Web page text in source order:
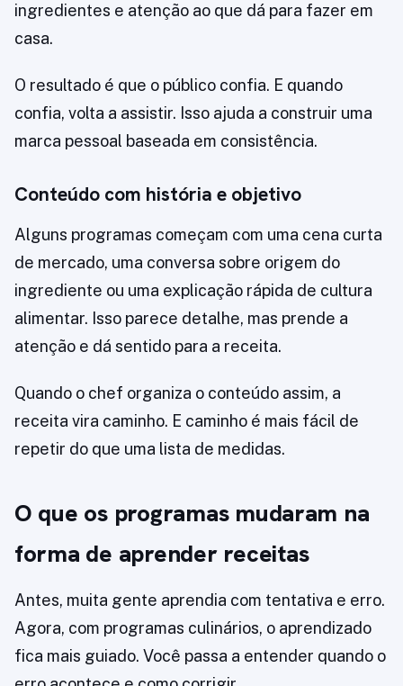
ingredientes e atenção ao que dá para fazer em
casa.
O resultado é que o público confia. E quando
confia, volta a assistir. Isso ajuda a construir uma
marca pessoal baseada em consistência.
Conteúdo com história e objetivo
Alguns programas começam com uma cena curta
de mercado, uma conversa sobre origem do
ingrediente ou uma explicação rápida de cultura
alimentar. Isso parece detalhe, mas prende a
atenção e dá sentido para a receita.
Quando o chef organiza o conteúdo assim, a
receita vira caminho. E caminho é mais fácil de
repetir do que uma lista de medidas.
O que os programas mudaram na
forma de aprender receitas
Antes, muita gente aprendia com tentativa e erro.
Agora, com programas culinários, o aprendizado
fica mais guiado. Você passa a entender quando o